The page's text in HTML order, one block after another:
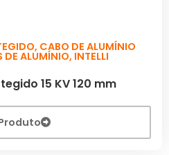
, CABO DE ALUMÍNIO
DE ALUMÍNIO, INTELLI
15 KV 120 mm